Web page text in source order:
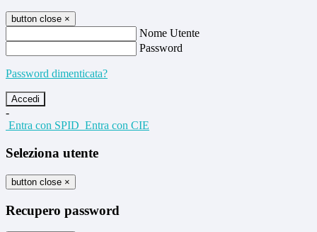
button close ×
Nome Utente
Password
Password dimenticata?
-
Entra con SPID Entra con CIE
Seleziona utente
button close ×
Recupero password